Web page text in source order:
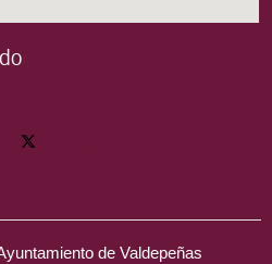
de Valdepeñas